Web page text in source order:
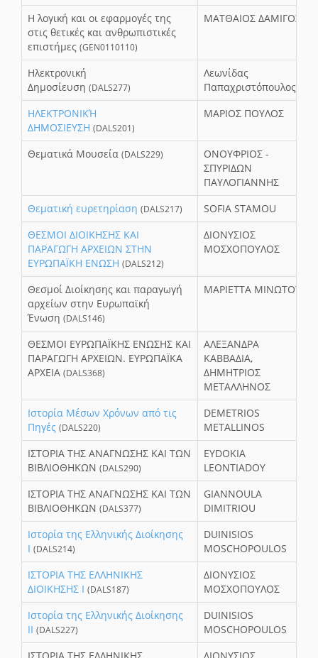
Η λογική και οι εφαρμογές της
στις θετικές και ανθρωπιστικές
επιστήμες (GEN0110110)
ΜΑΤΘΑΙΟΣ ΔΑΜΙΓΟΣ
Ηλεκτρονική
Δημοσίευση (DALS277)
Λεωνίδας
Παπαχριστόπουλος
ΗΛΕΚΤΡΟΝΙΚΉ
ΔΗΜΟΣΙΕΥΣΗ (DALS201)
ΜΑΡΙΟΣ ΠΟΥΛΟΣ
Θεματικά Μουσεία (DALS229)
ΟΝΟΥΦΡΙΟΣ -
ΣΠΥΡΙΔΩΝ
ΠΑΥΛΟΓΙΑΝΝΗΣ
Θεματική ευρετηρίαση (DALS217)
SOFIA STAMOU
ΘΕΣΜΟΙ ΔΙΟΙΚΗΣΗΣ ΚΑΙ
ΠΑΡΑΓΩΓΗ ΑΡΧΕΙΩΝ ΣΤΗΝ
ΕΥΡΩΠΑΪΚΗ ΕΝΩΣΗ (DALS212)
ΔΙΟΝΥΣΙΟΣ
ΜΟΣΧΟΠΟΥΛΟΣ
Θεσμοί Διοίκησης και παραγωγή
αρχείων στην Ευρωπαϊκή
Ένωση (DALS146)
ΜΑΡΙΕΤΤΑ ΜΙΝΩΤΟΥ
ΘΕΣΜΟΙ ΕΥΡΩΠΑΪΚΗΣ ΕΝΩΣΗΣ ΚΑΙ
ΠΑΡΑΓΩΓΗ ΑΡΧΕΙΩΝ. ΕΥΡΩΠΑΪΚΑ
ΑΡΧΕΙΑ (DALS368)
ΑΛΕΞΑΝΔΡΑ
ΚΑΒΒΑΔΙΑ,
ΔΗΜΗΤΡΙΟΣ
ΜΕΤΑΛΛΗΝΟΣ
Ιστορία Μέσων Χρόνων από τις
Πηγές (DALS220)
DEMETRIOS
METALLINOS
ΙΣΤΟΡΙΑ ΤΗΣ ΑΝΑΓΝΩΣΗΣ ΚΑΙ ΤΩΝ
ΒΙΒΛΙΟΘΗΚΩΝ (DALS290)
EYDOKIA
LEONTIADOY
ΙΣΤΟΡΙΑ ΤΗΣ ΑΝΑΓΝΩΣΗΣ ΚΑΙ ΤΩΝ
ΒΙΒΛΙΟΘΗΚΩΝ (DALS377)
GIANNOULA
DIMITRIOU
Ιστορία της Ελληνικής Διοίκησης
Ι (DALS214)
DUINISIOS
MOSCHOPOULOS
ΙΣΤΟΡΙΑ ΤΗΣ ΕΛΛΗΝΙΚΗΣ
ΔΙΟΙΚΗΣΗΣ Ι (DALS187)
ΔΙΟΝΥΣΙΟΣ
ΜΟΣΧΟΠΟΥΛΟΣ
Ιστορία της Ελληνικής Διοίκησης
ΙΙ (DALS227)
DUINISIOS
MOSCHOPOULOS